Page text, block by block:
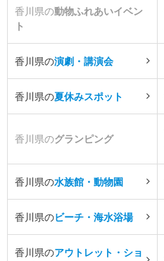
香川県の動物ふれあいイベン
ト
香川県の演劇・講演会
香川県の夏休みスポット
香川県のグランピング
香川県の水族館・動物園
香川県のビーチ・海水浴場
香川県のアウトレット・ショ